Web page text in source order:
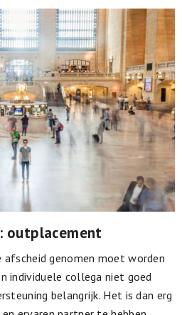
outplacement
afscheid genomen moet worden
individuele collega niet goed
belangrijk. Het is dan erg